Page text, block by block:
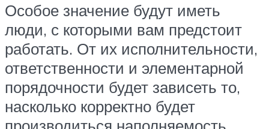
Особое значение будут иметь
люди, с которыми вам предстоит
работать. От их исполнительности,
ответственности и элементарной
порядочности будет зависеть то,
насколько корректно будет